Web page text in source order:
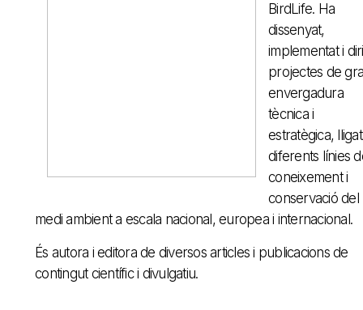
BirdLife. Ha
dissenyat,
implementat i
projectes de
envergadura
tècnica i
estratègica,
diferents línies
coneixement i
conservació del
medi ambient a escala nacional, europea i internacional.
És autora i editora de diversos articles i publicacions de
contingut científic i divulgatiu.